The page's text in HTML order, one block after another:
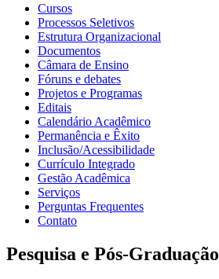
Cursos
Processos Seletivos
Estrutura Organizacional
Documentos
Câmara de Ensino
Fóruns e debates
Projetos e Programas
Editais
Calendário Acadêmico
Permanência e Êxito
Inclusão/Acessibilidade
Currículo Integrado
Gestão Acadêmica
Serviços
Perguntas Frequentes
Contato
Pesquisa e Pós-Graduação